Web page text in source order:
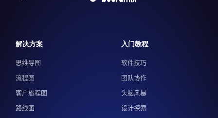
解决方案
思维导图
流程图
客户旅程图
路线图
入门教程
软件技巧
团队协作
头脑风暴
设计探索